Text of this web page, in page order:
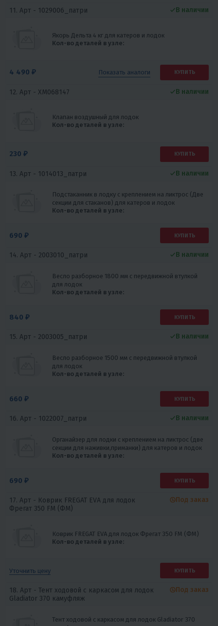
11. Арт - 1029006_патри
Якорь Дельта 4 кг для катеров и лодок
Кол-во деталей в узле:
В наличии
4 490 ₽ Показать аналоги КУПИТЬ
12. Арт - XM068147
Клапан воздушный для лодок
Кол-во деталей в узле:
В наличии
230 ₽ КУПИТЬ
13. Арт - 1014013_патри
Подстаканник в лодку с креплением на ликтрос (Две
секции для стаканов) для катеров и лодок
Кол-во деталей в узле:
В наличии
690 ₽ КУПИТЬ
14. Арт - 2003010_патри
Весло разборное 1800 мм с передвижной втулкой
для лодок
Кол-во деталей в узле:
В наличии
840 ₽ КУПИТЬ
15. Арт - 2003005_патри
Весло разборное 1500 мм с передвижной втулкой
для лодок
Кол-во деталей в узле:
В наличии
660 ₽ КУПИТЬ
16. Арт - 1022007_патри
Органайзер для лодки с креплением на ликтрос (две
секции для наживки,приманки) для катеров и лодок
Кол-во деталей в узле:
В наличии
690 ₽ КУПИТЬ
17. Арт - Коврик FREGAT EVA для лодок
Фрегат 350 FM (ФМ)
Коврик FREGAT EVA для лодок Фрегат 350 FM (ФМ)
Кол-во деталей в узле:
Под заказ
Уточнить цену КУПИТЬ
18. Арт - Тент ходовой с каркасом для лодок
Gladiator 370 камуфляж
Тент ходовой с каркасом для лодок Gladiator 370
Под заказ